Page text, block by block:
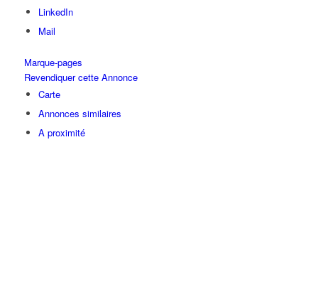
LinkedIn
Mail
Marque-pages
Revendiquer cette Annonce
Carte
Annonces similaires
A proximité